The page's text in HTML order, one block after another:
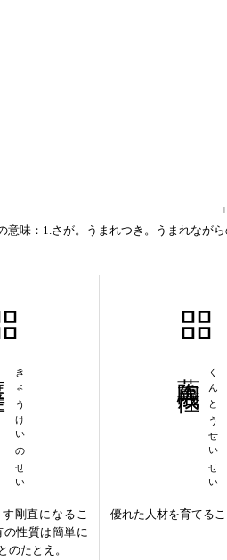
意味：1.さが。うまれつき。うまれなが
きょうけいのせい
剛直になるこ
の性質は簡単に
のたとえ。
くんとうせいせい
優れた人材を育てるこ